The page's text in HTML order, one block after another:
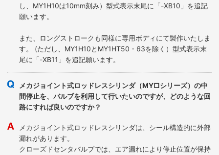
し、MY1H10は10mm刻み）型式表示末尾に「-XB10」を追記
願います。
また、ロングストロークも同様に専用ボディにて製作いたしま
す。 (ただし、MY1H10とMY1HT50・63を除く）型式表示末
尾に「-XB11」を追記願います。
メカジョイント式ロッドレスシリンダ（MY□シリーズ）の中
間停止を、バルブを利用して行いたいのですが、どのような回
路にすれば良いのですか？
メカジョイント式ロッドレスシリンダは、シール構造的に外部
漏れがあります。
クローズドセンタバルブでは、エア漏れにより停止位置が保持